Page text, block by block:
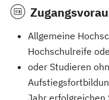
Allgemeine
Hochschulreife
oder Studieren
Jahr erfolgreichen